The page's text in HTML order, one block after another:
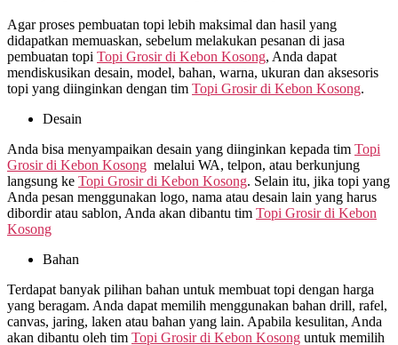
Agar proses pembuatan topi lebih maksimal dan hasil yang
didapatkan memuaskan, sebelum melakukan pesanan di jasa
pembuatan topi Topi Grosir di Kebon Kosong, Anda dapat
mendiskusikan desain, model, bahan, warna, ukuran dan aksesoris
topi yang diinginkan dengan tim Topi Grosir di Kebon Kosong.
Desain
Anda bisa menyampaikan desain yang diinginkan kepada tim Topi
Grosir di Kebon Kosong melalui WA, telpon, atau berkunjung
langsung ke Topi Grosir di Kebon Kosong. Selain itu, jika topi yang
Anda pesan menggunakan logo, nama atau desain lain yang harus
dibordir atau sablon, Anda akan dibantu tim Topi Grosir di Kebon
Kosong
Bahan
Terdapat banyak pilihan bahan untuk membuat topi dengan harga
yang beragam. Anda dapat memilih menggunakan bahan drill, rafel,
canvas, jaring, laken atau bahan yang lain. Apabila kesulitan, Anda
akan dibantu oleh tim Topi Grosir di Kebon Kosong untuk memilih